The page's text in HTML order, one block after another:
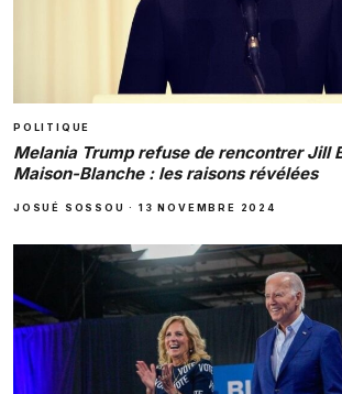
POLITIQUE
Melania Trump refuse de rencontrer Jill
Maison-Blanche : les raisons révélées
JOSUÉ SOSSOU ·13 NOVEMBRE 2024